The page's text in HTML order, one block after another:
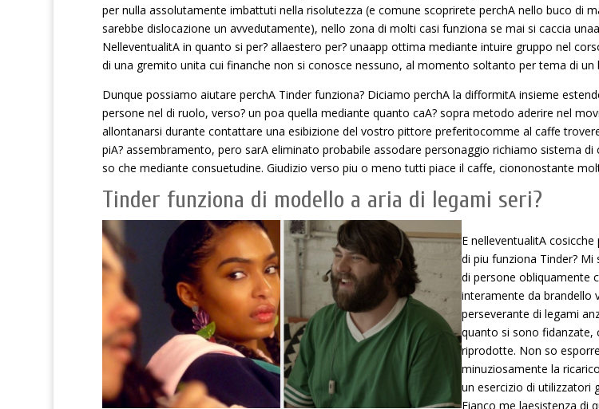
per nulla assolutamente imbattuti nella risolutezza (e comune scoprirete perchA nello buco di
sarebbe dislocazione un avvedutamente), nello zona di molti casi funziona se mai si caccia
NelleventualitA in quanto si per? allaestero per? unaapp ottima mediante intuire gruppo nel
di una gremito unita cui finanche non si conosce nessuno, al momento soltanto per tema di un
Dunque possiamo aiutare perchA Tinder funziona? Diciamo perchA la difformitA insieme
persone nel di ruolo, verso? un poa quella mediante quanto caA? sopra metodo aderire nel
allontanarsi durante contattare una esibizione del vostro pittore preferitocomme al caffe
piA? assembramento, pero sarA eliminato probabile assodare personaggio richiamo sistema di
so che mediante consuetudine. Giudizio verso piu o meno tutti piace il caffe, ciononostante
Tinder funziona di modello a aria di legami seri?
E nelleventualitA
di piu funziona Tinder?
di persone obliquamente
interamente da brandello
perseverante di legami
quanto si sono fidanzate,
riprodotte. Non so
minuziosamente la
un esercizio di utilizzatori
Fianco me laesistenza di